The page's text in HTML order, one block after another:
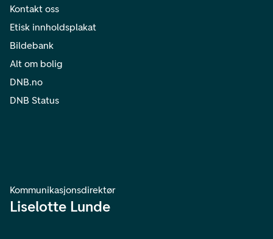
Kontakt oss
Etisk innholdsplakat
Bildebank
Alt om bolig
DNB.no
DNB Status
Kommunikasjonsdirektør
Liselotte Lunde